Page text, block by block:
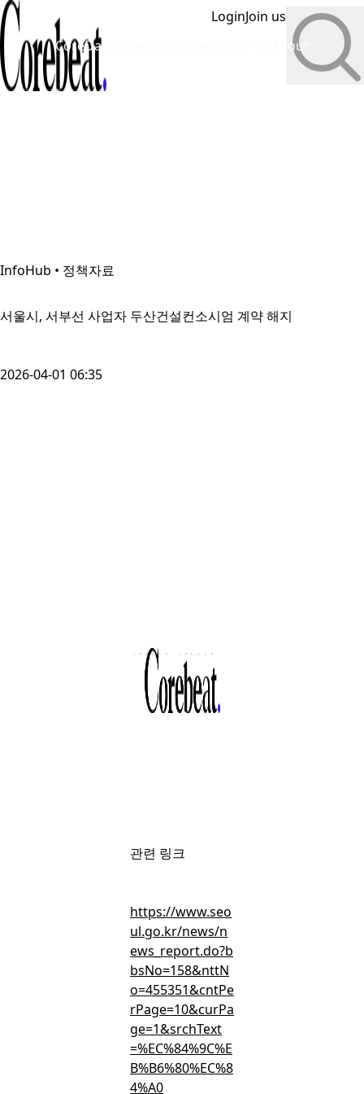
CoreData About
LoginJoin us
InfoHub • 정책자료
서울시, 서부선 사업자 두산건설컨소시엄 계약 해지
2026-04-01 06:35
서울시, 서부선
사업자
두산건설컨소시엄
계약 해지
간편 가입하고 뉴스 · 인사이트 · 마켓보이스 무료 콘텐츠를 둘러
무료 회원가입
이미 회원이신가요?로그인
관련 링크
https://www.seo
ul.go.kr/news/n
ews_report.do?b
bsNo=158&nttN
o=455351&cntPe
rPage=10&curPa
ge=1&srchText
=%EC%84%9C%E
B%B6%80%EC%8
4%A0